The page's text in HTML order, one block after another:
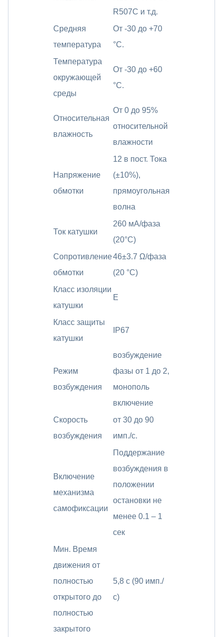
R507C и т.д.
Средняя
температура
От -30 до +70
°C.
Температура
окружающей
среды
От -30 до +60
°C.
Относительная
влажность
От 0 до 95%
относительной
влажности
Напряжение
обмотки
12 в пост. Тока
(±10%),
прямоугольная
волна
Ток катушки
260 мА/фаза
(20°C)
Сопротивление
обмотки
46±3.7 Ω/фаза
(20 °C)
Класс изоляции
катушки
E
Класс защиты
катушки
IP67
Режим
возбуждения
возбуждение
фазы от 1 до 2,
монополь
включение
Скорость
возбуждения
от 30 до 90
имп./с.
Включение
механизма
самофиксации
Поддержание
возбуждения в
положении
остановки не
менее 0.1 – 1
сек
Мин. Время
движения от
полностью
открытого до
полностью
закрытого
5,8 с (90 имп./
с)